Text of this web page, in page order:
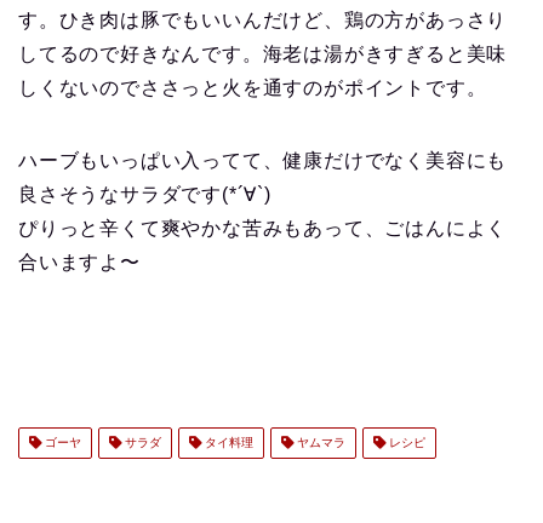
す。ひき肉は豚でもいいんだけど、鶏の方があっさり
してるので好きなんです。海老は湯がきすぎると美味
しくないのでささっと火を通すのがポイントです。
ハーブもいっぱい入ってて、健康だけでなく美容にも
良さそうなサラダです(*´∀`)
ぴりっと辛くて爽やかな苦みもあって、ごはんによく
合いますよ〜
ゴーヤ サラダ タイ料理 ヤムマラ レシピ